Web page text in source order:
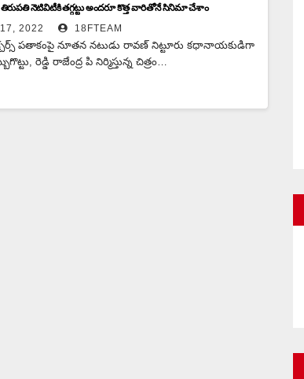
నెటివిటీకి తగ్గట్టు అందరూ కొత్త వారితోనే సినిమా చేశాం
2022 18FTEAM
పతాకంపై నూతన నటుడు రావణ్ నిట్టూరు కధానాయకుడిగా
రెడ్డి రాజేంద్ర పి నిర్మిస్తున్న చిత్రం…